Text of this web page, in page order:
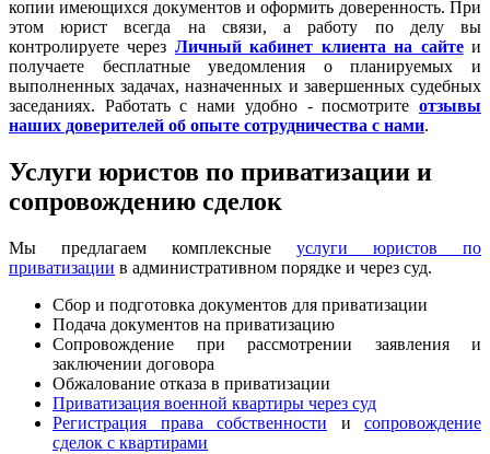
копии имеющихся документов и оформить доверенность. При
этом юрист всегда на связи, а работу по делу вы
контролируете через Личный кабинет клиента на сайтеи
получаете бесплатные уведомления о планируемых и
выполненных задачах, назначенных и завершенных судебных
заседаниях. Работать с нами удобно - посмотрите отзывы
наших доверителей об опыте сотрудничества с нами.
Услуги юристов по приватизации и
сопровождению сделок
Мы предлагаем комплексные услуги юристов по
приватизации в административном порядке и через суд.
Сбор и подготовка документов для приватизации
Подача документов на приватизацию
Сопровождение при рассмотрении заявления и
заключении договора
Обжалование отказа в приватизации
Приватизация военной квартиры через суд
Регистрация права собственности и сопровождение
сделок с квартирами